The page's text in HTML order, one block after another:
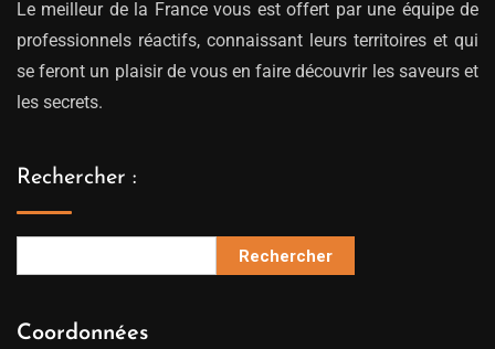
Le meilleur de la France vous est offert par une équipe de
professionnels réactifs, connaissant leurs territoires et qui
se feront un plaisir de vous en faire découvrir les saveurs et
les secrets.
Rechercher :
Rechercher
Coordonnées